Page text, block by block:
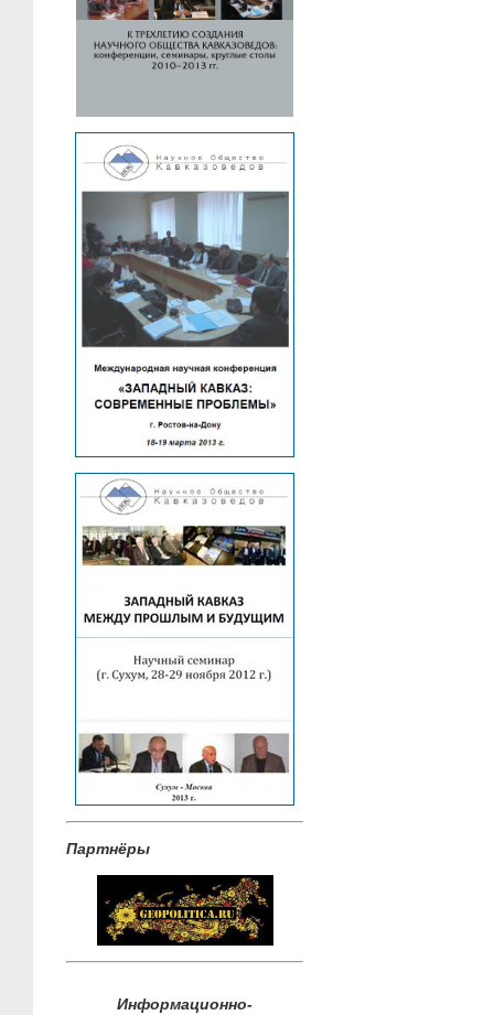
Партнёры
Информационно-